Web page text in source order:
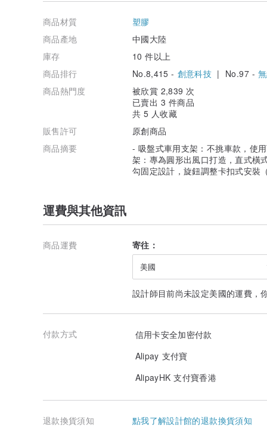
商品材質
塑膠
商品產地
中國大陸
庫存
10 件以上
商品排行
No.8,415 - 創意科技| No.97 -
商品熱門度
被欣賞 2,839 次
已賣出 3 件商品
共 5 人收藏
販售許可
原創商品
商品摘要
- 吸盤式車用支架：不挑車款，使
架：專為圓形出風口打造，直式橫
勾固定設計，旋鈕調整卡扣式安
運費與其他資訊
商品運費 寄往：
美國
設計師目前尚未設定美國的運費，
付款方式
信用卡安全加密付款
Alipay 支付寶
AlipayHK 支付寶香港
退款換貨須知 點我了解設計館的退款換貨須知